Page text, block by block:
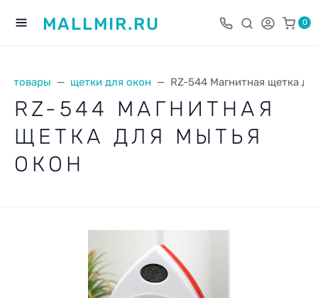
MALLMIR.RU 0
щетки для окон RZ-544 Магнитная щетка
RZ-544 МАГНИТНАЯ
ЩЕТКА ДЛЯ МЫТЬЯ
ОКОН